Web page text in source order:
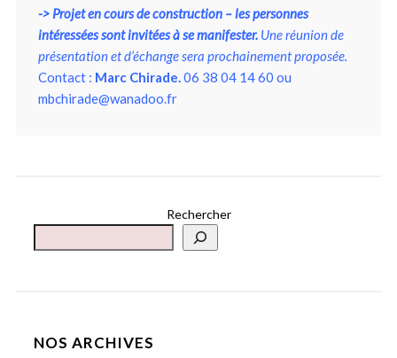
-> Projet en cours de construction – les personnes
intéressées sont invitées à se manifester. Une réunion de
présentation et d’échange sera prochainement proposée.
Contact : Marc Chirade.06 38 04 14 60 ou
mbchirade@wanadoo.fr
Rechercher
NOS ARCHIVES